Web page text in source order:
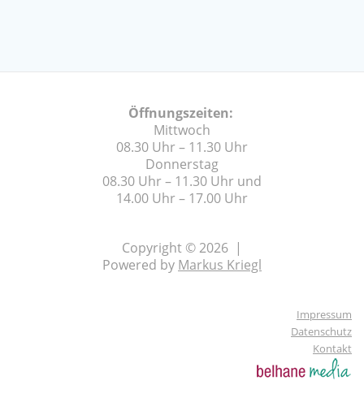
Öffnungszeiten:
Mittwoch
08.30 Uhr – 11.30 Uhr
Donnerstag
08.30 Uhr – 11.30 Uhr und
14.00 Uhr – 17.00 Uhr
Copyright © 2026 |
Powered by Markus Kriegl
Impressum
Datenschutz
Kontakt